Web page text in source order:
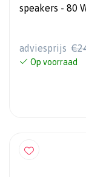
adviesprijs
Op voorraad